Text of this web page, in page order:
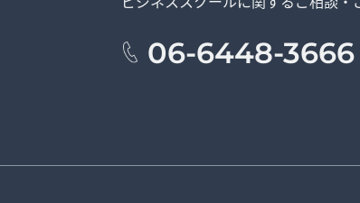
06-6448-3666